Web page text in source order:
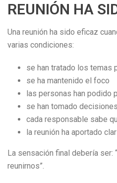
REUNIÓN HA
Una reunión ha sido eficaz
varias condiciones:
se han tratado los temas
se ha mantenido el foco
las personas han podido
se han tomado
cada responsable sabe
la reunión ha aportado
La sensación final debería ser:
reunirnos”.